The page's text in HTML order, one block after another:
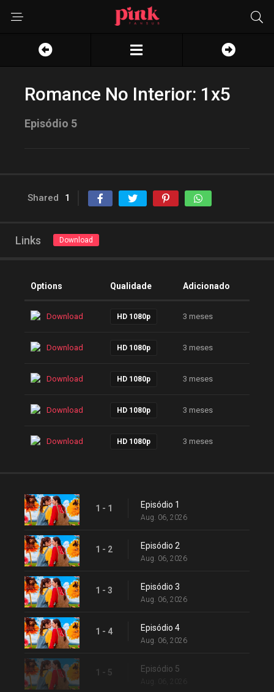
Romance No Interior: 1x5
Episódio 5
Shared 1
Links Download
Options Qualidade Adicionado
Download HD 1080p 3 meses
Download HD 1080p 3 meses
Download HD 1080p 3 meses
Download HD 1080p 3 meses
Download HD 1080p 3 meses
1 - 1 Episódio 1
Aug. 06, 2026
1 - 2 Episódio 2
Aug. 06, 2026
1 - 3 Episódio 3
Aug. 06, 2026
1 - 4 Episódio 4
Aug. 06, 2026
1 - 5 Episódio 5